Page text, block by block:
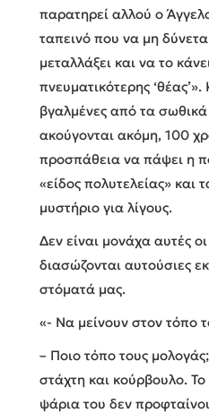
παρατηρεί αλλού ο
ταπεινό που να μη
μεταλλάξει και να το
πνευματικότερης
βγαλμένες από τα σωθικά
ακούγονται ακόμη, 100
προσπάθεια να πάψει η
«είδος πολυτελείας» και
μυστήριο για λίγους.
Δεν είναι μονάχα αυτές
διασώζονται αυτούσιες
στόματά μας.
«- Να μείνουν στον τόπο
– Ποιο τόπο τους
στάχτη και κούρβουλο. Το
ψάρια του δεν